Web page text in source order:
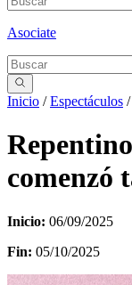
Asociate
Inicio /Espectáculos /
comenzó
Inicio: 06/09/2025
Fin: 05/10/2025